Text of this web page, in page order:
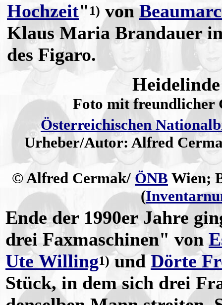
Hochzeit" 1) von
Klaus Maria Brandauer
des Figaro.
Foto mit freundlicher
Österreichischen
Urheber/Autor: Alfred
© Alfred Cermak/ ÖNB Wien;
(
Ende der 1990er Jahre
drei Faxmaschinen" von
Ute Willing1)undDörte
Stück, in dem sich drei